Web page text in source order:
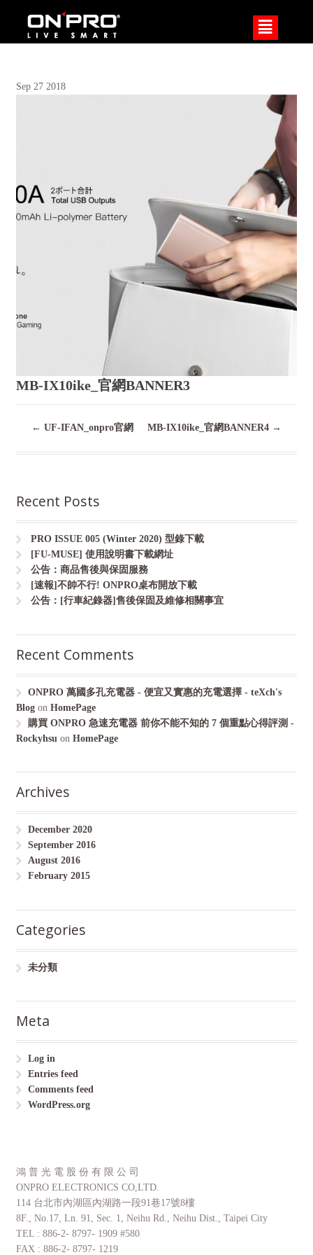
²
Sep 27 2018
MB-IX10ike_官網BANNER3
← UF-IFAN_onpro官網 MB-IX10ike_官網BANNER4 →
Recent Posts
PRO ISSUE 005 (Winter 2020) 型錄下載
[FU-MUSE] 使用說明書下載網址
公告：商品售後與保固服務
[速報]不帥不行! ONPRO桌布開放下載
公告：[行車紀錄器]售後保固及維修相關事宜
Recent Comments
ONPRO 萬國多孔充電器 - 便宜又實惠的充電選擇 - teXch's
Blogon HomePage
購買 ONPRO 急速充電器 前你不能不知的 7 個重點心得評測 -
Rockyhsu on HomePage
Archives
December 2020
September 2016
August 2016
February 2015
Categories
未分類
Meta
Log in
Entries feed
Comments feed
WordPress.org
鴻 普 光 電 股 份 有 限 公 司
ONPRO ELECTRONICS CO,LTD.
114 台北市內湖區內湖路一段91巷17號8樓
8F., No.17, Ln. 91, Sec. 1, Neihu Rd., Neihu Dist., Taipei City
TEL : 886-2- 8797- 1909 #580
FAX : 886-2- 8797- 1219